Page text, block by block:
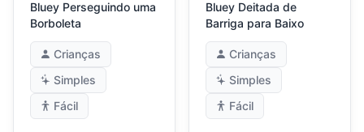
Bluey Perseguindo uma
Borboleta
Crianças
Simples
Fácil
Bluey Deitada de
Barriga para Baixo
Crianças
Simples
Fácil